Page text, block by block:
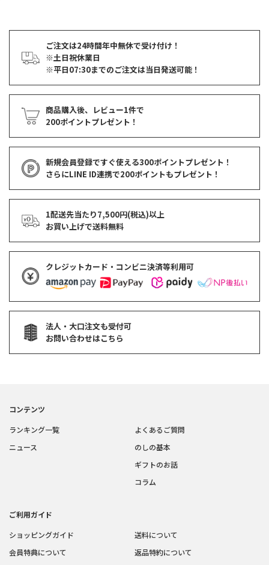
ご注文は24時間年中無休で受け付け！
※土日祝休業日
※平日07:30までのご注文は当日発送可能！
商品購入後、レビュー1件で
200ポイントプレゼント！
新規会員登録ですぐ使える300ポイントプレゼント！
さらにLINE ID連携で200ポイントもプレゼント！
1配送先当たり7,500円(税込)以上
お買い上げで送料無料
クレジットカード・コンビニ決済等利用可
法人・大口注文も受付可
お問い合わせはこちら
コンテンツ
ランキング一覧
ニュース
よくあるご質問
のしの基本
ギフトのお話
コラム
ご利用ガイド
ショッピングガイド
会員特典について
送料について
返品特約について